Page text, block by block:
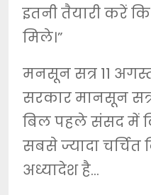
इतनी तैयारी करें
मिले।”
मनसून सत्र 11
सरकार मानसून सत्र
बिल पहले संसद में
सबसे ज्यादा
अध्यादेश है…